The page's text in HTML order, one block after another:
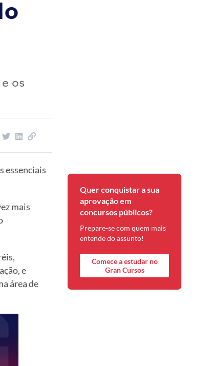
os
essenciais
mais
e
área de
Quer conquistar a sua
aprovação em
concursos públicos?
Prepare-se com quem mais
entende do assunto!
Comece a estudar no
Gran Cursos